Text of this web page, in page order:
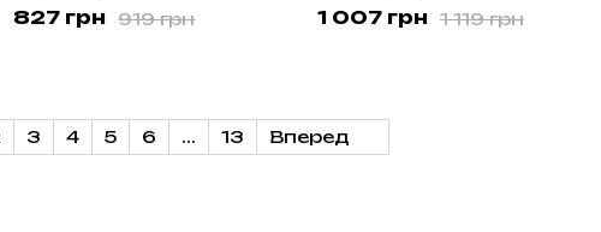
919 грн
827 грн 1 119 грн
1 007 грн
3 4 5 6 ... 13 Вперед